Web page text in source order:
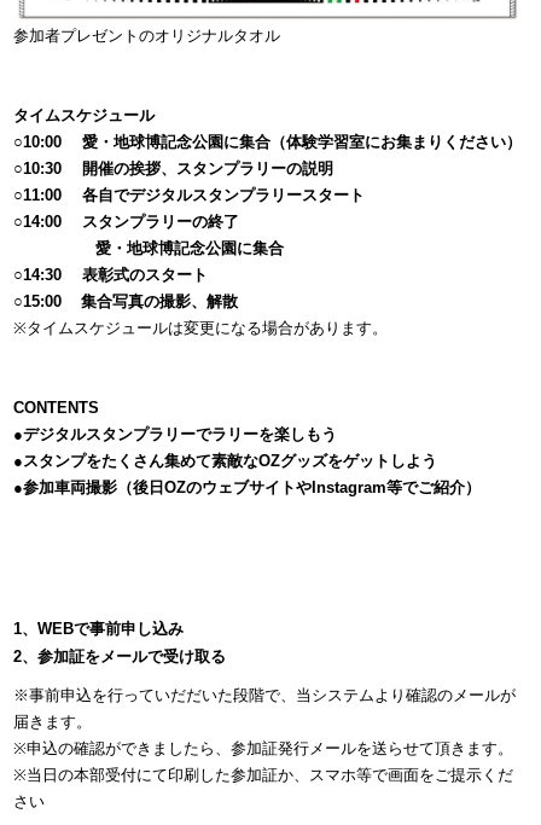
参加者プレゼントのオリジナルタオル
タイムスケジュール
○10:00 愛・地球博記念公園に集合（体験学習室にお集まりください）
○10:30 開催の挨拶、スタンプラリーの説明
○11:00 各自でデジタルスタンプラリースタート
○14:00 スタンプラリーの終了
愛・地球博記念公園に集合
○14:30 表彰式のスタート
○15:00 集合写真の撮影、解散
※タイムスケジュールは変更になる場合があります。
CONTENTS
●デジタルスタンプラリーでラリーを楽しもう
●スタンプをたくさん集めて素敵なOZグッズをゲットしよう
●参加車両撮影（後日OZのウェブサイトやInstagram等でご紹介）
1、WEBで事前申し込み
2、参加証をメールで受け取る
※事前申込を行っていだだいた段階で、当システムより確認のメールが
届きます。
※申込の確認ができましたら、参加証発行メールを送らせて頂きます。
※当日の本部受付にて印刷した参加証か、スマホ等で画面をご提示くだ
さい